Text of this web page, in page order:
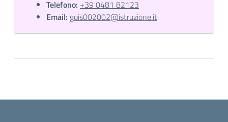
Telefono: +39 0481 82123
Email: gois002002@istruzione.it